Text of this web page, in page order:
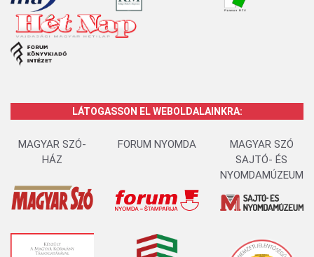
LÁTOGASSON EL WEBOLDALAINKRA:
MAGYAR SZÓ-
HÁZ
FORUM NYOMDA
MAGYAR SZÓ
SAJTÓ- ÉS
NYOMDAMÚZEUM